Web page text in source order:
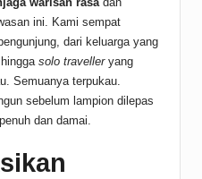
ini. Kami sempat
dari keluarga yang
solo travelleryang
Semuanya terpukau.
sebelum lampion dilepas
dan damai.